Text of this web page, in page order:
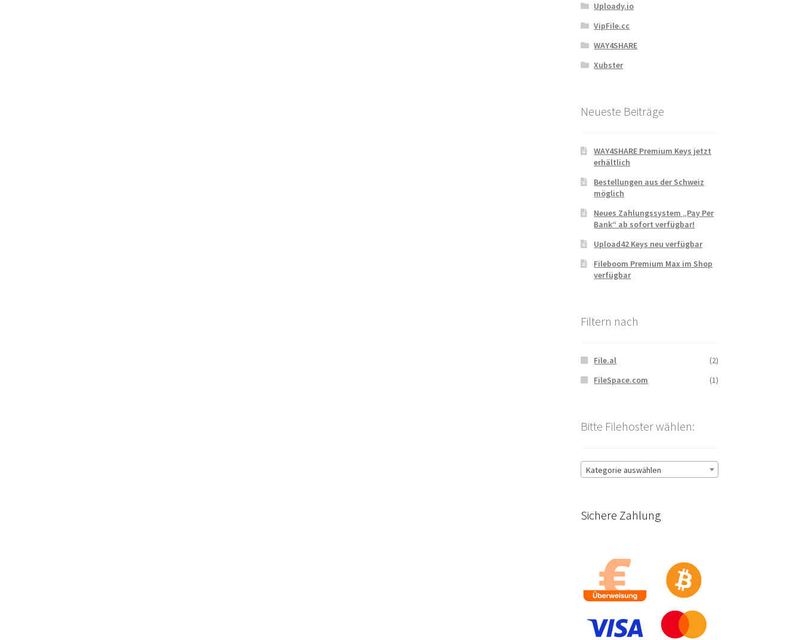
Uploady.io
VipFile.cc
WAY4SHARE
Xubster
Neueste Beiträge
WAY4SHARE Premium Keys jetzt
erhältlich
Bestellungen aus der Schweiz
möglich
Neues Zahlungssystem „Pay Per
Bank“ ab sofort verfügbar!
Upload42 Keys neu verfügbar
Fileboom Premium Max im Shop
verfügbar
Filtern nach
File.al
(2)
FileSpace.com
(1)
Bitte Filehoster wählen:
Kategorie auswählen
Sichere Zahlung